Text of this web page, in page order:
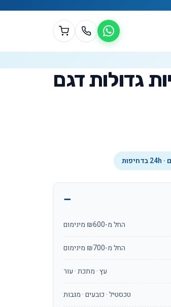
גדולות דגם
החל מ-₪600 מינימום
החל מ-₪700 מינימום
עץ · מתכת · עור
טכסטיל · כובעים · מגבות